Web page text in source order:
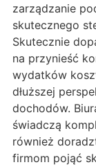
zarządzanie
skutecznego
Skutecznie
na przynieść
wydatków
dłuższej
dochodów.
świadczą
również
firmom pojąć